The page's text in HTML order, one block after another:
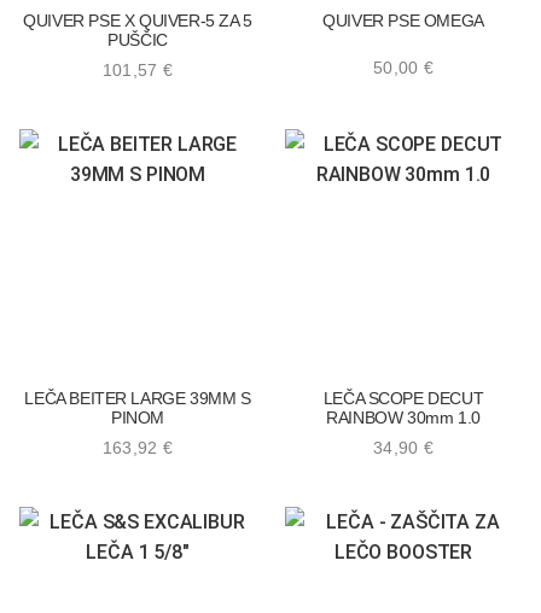
101,57 €
QUIVER PSE X QUIVER-5 ZA 5
PUŠČIC
50,00 €
QUIVER PSE OMEGA
163,92 €
LEČA BEITER LARGE 39MM S
PINOM
34,90 €
LEČA SCOPE DECUT
RAINBOW 30mm 1.0